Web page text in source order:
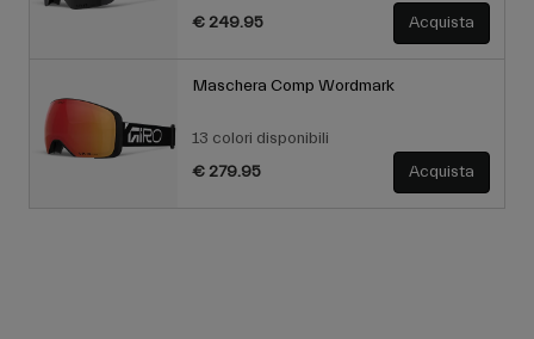
€ 249.95 Acquista
Maschera Comp Wordmark
13 colori disponibili
€ 279.95
Acquista